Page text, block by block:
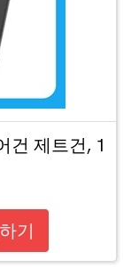
건 제트건, 1
기